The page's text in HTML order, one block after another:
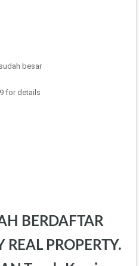
besar
for details
BERDAFTAR
REAL PROPERTY.